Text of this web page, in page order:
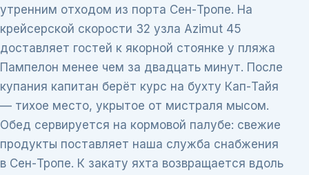
утренним отходом из порта Сен-Тропе. На
крейсерской скорости 32 узла Azimut 45
доставляет гостей к якорной стоянке у пляжа
Пампелон менее чем за двадцать минут. После
купания капитан берёт курс на бухту Кап-Тайя
— тихое место, укрытое от мистраля мысом.
Обед сервируется на кормовой палубе: свежие
продукты поставляет наша служба снабжения
в Сен-Тропе. К закату яхта возвращается вдоль